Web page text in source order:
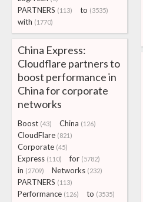
PARTNERS (113) to (3535)
with (1770)
China Express:
Cloudflare partners to
boost performance in
China for corporate
networks
Boost (43) China (126)
CloudFlare (821)
Corporate (45)
Express (110) for (5782)
in (2709) Networks (232)
PARTNERS (113)
Performance (126) to (3535)